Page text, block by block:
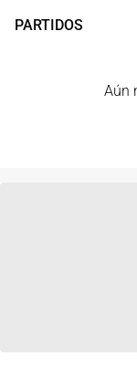
PARTIDOS
Aún